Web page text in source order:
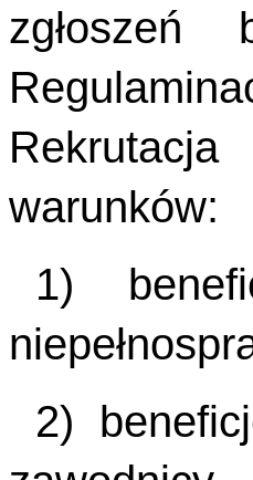
zgłoszeń
warunków:
1)
2)